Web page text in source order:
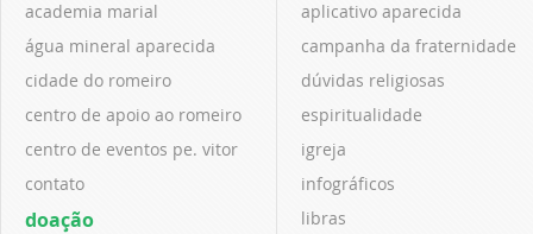
academia marial
água mineral aparecida
cidade do romeiro
centro de apoio ao romeiro
centro de eventos pe. vitor
contato
doação
aplicativo aparecida
campanha da fraternidade
dúvidas religiosas
espiritualidade
igreja
infográficos
libras